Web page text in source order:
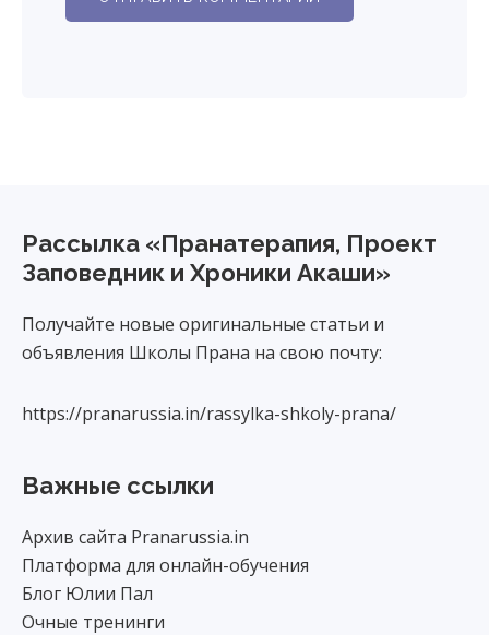
Footer
Рассылка «Пранатерапия, Проект
Заповедник и Хроники Акаши»
Получайте новые оригинальные статьи и
объявления Школы Прана на свою почту:
https://pranarussia.in/rassylka-shkoly-prana/
Важные ссылки
Архив сайта Pranarussia.in
Платформа для онлайн-обучения
Блог Юлии Пал
Очные тренинги